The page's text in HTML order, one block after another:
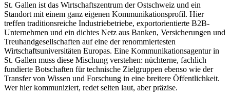
St. Gallen ist das Wirtschaftszentrum der Ostschweiz und ein
Standort mit einem ganz eigenen Kommunikationsprofil. Hier
treffen traditionsreiche Industriebetriebe, exportorientierte B2B-
Unternehmen und ein dichtes Netz aus Banken, Versicherungen und
Treuhandgesellschaften auf eine der renommiertesten
Wirtschaftsuniversitäten Europas. Eine Kommunikationsagentur in
St. Gallen muss diese Mischung verstehen: nüchterne, fachlich
fundierte Botschaften für technische Zielgruppen ebenso wie der
Transfer von Wissen und Forschung in eine breitere Öffentlichkeit.
Wer hier kommuniziert, redet selten laut, aber präzise.